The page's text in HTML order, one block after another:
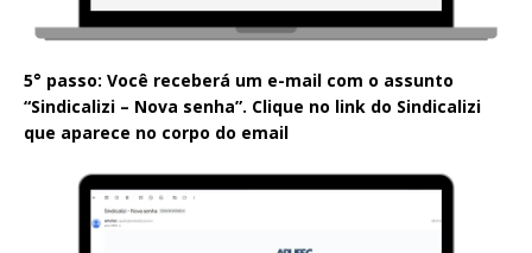
5° passo: Você receberá um e-mail com o assunto
“Sindicalizi – Nova senha”. Clique no link do Sindicalizi
que aparece no corpo do email